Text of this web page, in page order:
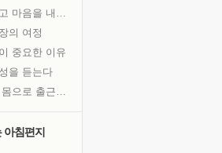
귀를 열고 마음을 내어주고
의 여정
중요한 이유
을 듣는다
흙이 된 몸으로 출근하는 여자
아침편지